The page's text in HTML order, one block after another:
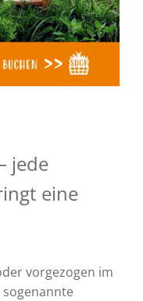
jede
eine
vorgezogen im